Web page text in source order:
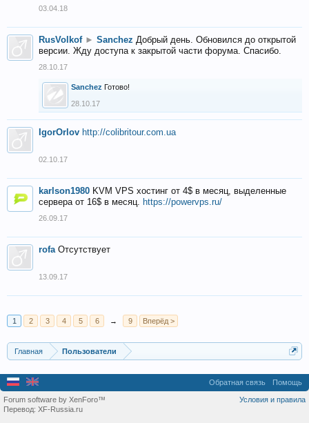
03.04.18
RusVolkof ► Sanchez Добрый день. Обновился до открытой
версии. Жду доступа к закрытой части форума. Спасибо.
28.10.17
Sanchez Готово!
28.10.17
IgorOrlov http://colibritour.com.ua
02.10.17
karlson1980 KVM VPS хостинг от 4$ в месяц, выделенные
сервера от 16$ в месяц. https://powervps.ru/
26.09.17
rofa Отсутствует
13.09.17
1 2 3 4 5 6 → 9 Вперёд >
Главная Пользователи
Обратная связь Помощь
Условия и правила
Forum software by XenForo™
Перевод: XF-Russia.ru